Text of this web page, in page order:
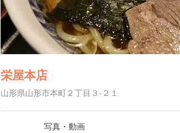
栄屋本店
山形県山形市本町２丁目３-２１
写真・動画